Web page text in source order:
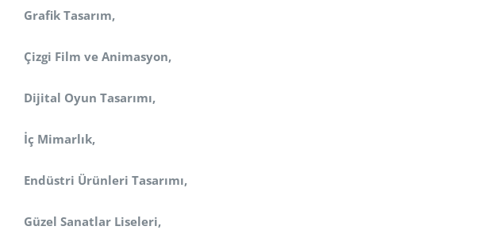
Grafik Tasarım,
Çizgi Film ve Animasyon,
Dijital Oyun Tasarımı,
İç Mimarlık,
Endüstri Ürünleri Tasarımı,
Güzel Sanatlar Liseleri,